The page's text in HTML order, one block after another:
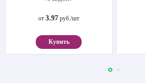
от3.97 руб./шт
Купить